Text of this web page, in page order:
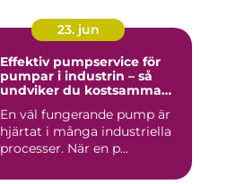
23. jun
Effektiv pumpservice för
pumpar i industrin – så
undviker du kostsamma
En väl fungerande pump är
hjärtat i många industriella
processer. När en p...